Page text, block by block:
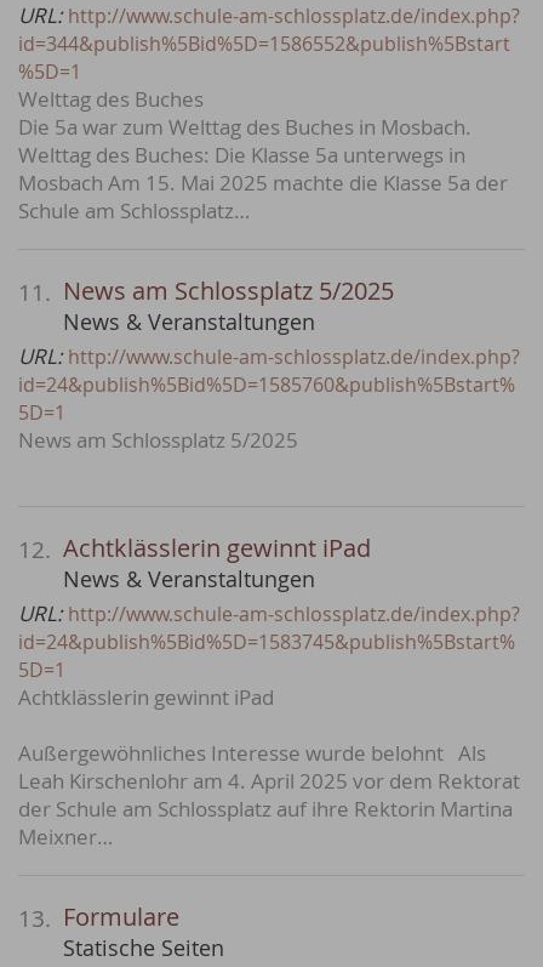
URL: http://www.schule-am-schlossplatz.de/index.php?
id=344&publish%5Bid%5D=1586552&publish%5Bstart
%5D=1
Welttag des Buches
Die 5a war zum Welttag des Buches in Mosbach.
Welttag des Buches: Die Klasse 5a unterwegs in
Mosbach Am 15. Mai 2025 machte die Klasse 5a der
Schule am Schlossplatz…
11. News am Schlossplatz 5/2025
News & Veranstaltungen
URL: http://www.schule-am-schlossplatz.de/index.php?
id=24&publish%5Bid%5D=1585760&publish%5Bstart%
5D=1
News am Schlossplatz 5/2025
12. Achtklässlerin gewinnt iPad
News & Veranstaltungen
URL: http://www.schule-am-schlossplatz.de/index.php?
id=24&publish%5Bid%5D=1583745&publish%5Bstart%
5D=1
Achtklässlerin gewinnt iPad
Außergewöhnliches Interesse wurde belohnt Als
Leah Kirschenlohr am 4. April 2025 vor dem Rektorat
der Schule am Schlossplatz auf ihre Rektorin Martina
Meixner…
13. Formulare
Statische Seiten